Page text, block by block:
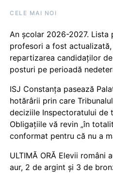
CELE MAI NOI
An școlar 2026-2027. Lista
profesori a fost
repartizarea candidaților
posturi pe perioadă
ISJ Constanța pasează
hotărârii prin care
deciziile Inspectoratului de
Obligațiile vă revin „în
conformat pentru că nu a
ULTIMĂ ORĂ Elevii români
aur, 2 de argint și 3 de